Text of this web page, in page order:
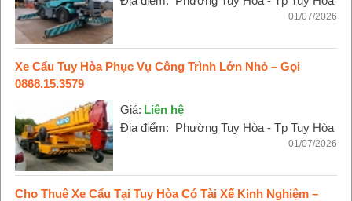
01/07/2026
Xe Cẩu Tuy Hòa Phục Vụ Công Trình Lớn Nhỏ – Gọi
0868.15.3579
Giá: Liên hệ
Địa điểm: Phường Tuy Hòa - Tp Tuy Hòa
01/07/2026
Cho Thuê Xe Cẩu Tại Tuy Hòa Có Tài Xế Kinh Nghiệm –